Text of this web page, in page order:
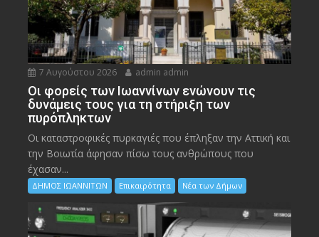
7 Αυγούστου 2026 admin admin
Οι φορείς των Ιωαννίνων ενώνουν τις
δυνάμεις τους για τη στήριξη των
πυρόπληκτων
Οι καταστροφικές πυρκαγιές που έπληξαν την Αττική και
την Bοιωτία άφησαν πίσω τους ανθρώπους που
έχασαν...
ΔΗΜΟΣ ΙΩΑΝΝΙΤΩΝ Επικαιρότητα Νέα των Δήμων